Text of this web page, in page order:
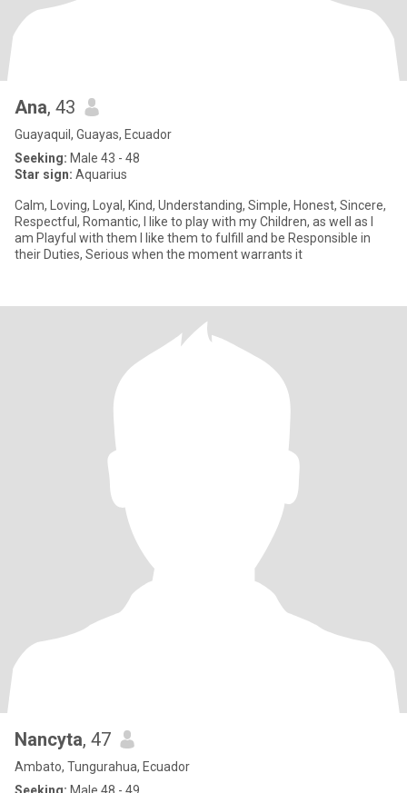
Ana, 43
Guayaquil, Guayas, Ecuador
Seeking: Male 43 - 48
Star sign: Aquarius
Calm, Loving, Loyal, Kind, Understanding, Simple, Honest, Sincere,
Respectful, Romantic, I like to play with my Children, as well as I
am Playful with them I like them to fulfill and be Responsible in
their Duties, Serious when the moment warrants it
Nancyta, 47
Ambato, Tungurahua, Ecuador